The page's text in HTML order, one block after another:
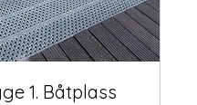
1. Båtplass